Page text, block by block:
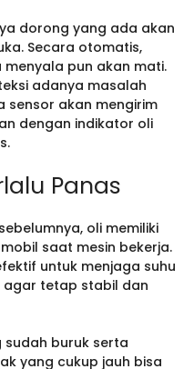
dorong yang ada akan
Secara otomatis,
pun akan mati.
adanya masalah
sensor akan mengirim
dengan indikator oli
Panas
oli memiliki
saat mesin bekerja.
untuk menjaga suhu
agar tetap stabil dan
sudah buruk serta
yang cukup jauh bisa